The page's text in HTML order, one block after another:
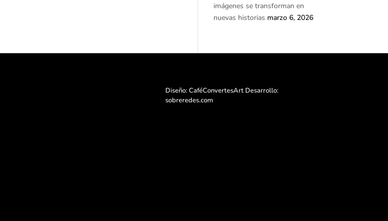
imágenes se transforman en
nuevas historias marzo 6, 2026
Diseño: CaféConvertesArt Desarrollo:
sobreredes.com